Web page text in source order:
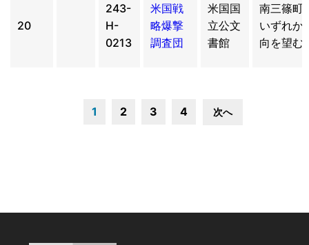
20
243-
H-
0213
米国戦
略爆撃
調査団
米国国
立公文
書館
南三篠町
いずれか
向を望む
1 2 3 4 次へ